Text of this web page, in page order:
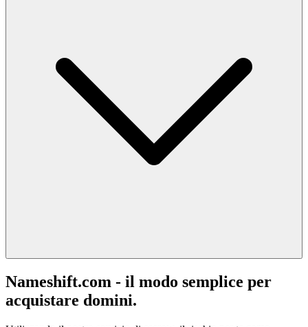
Nameshift.com - il modo semplice per
acquistare domini.